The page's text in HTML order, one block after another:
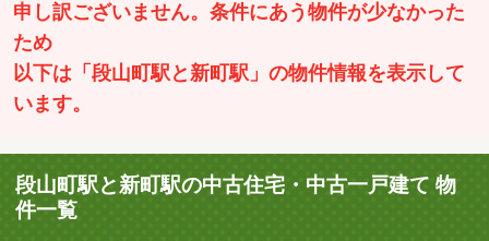
申し訳ございません。条件にあう物件が少なかった
ため
以下は「段山町駅と新町駅」の物件情報を表示して
います。
段山町駅と新町駅の中古住宅・中古一戸建て 物
件一覧